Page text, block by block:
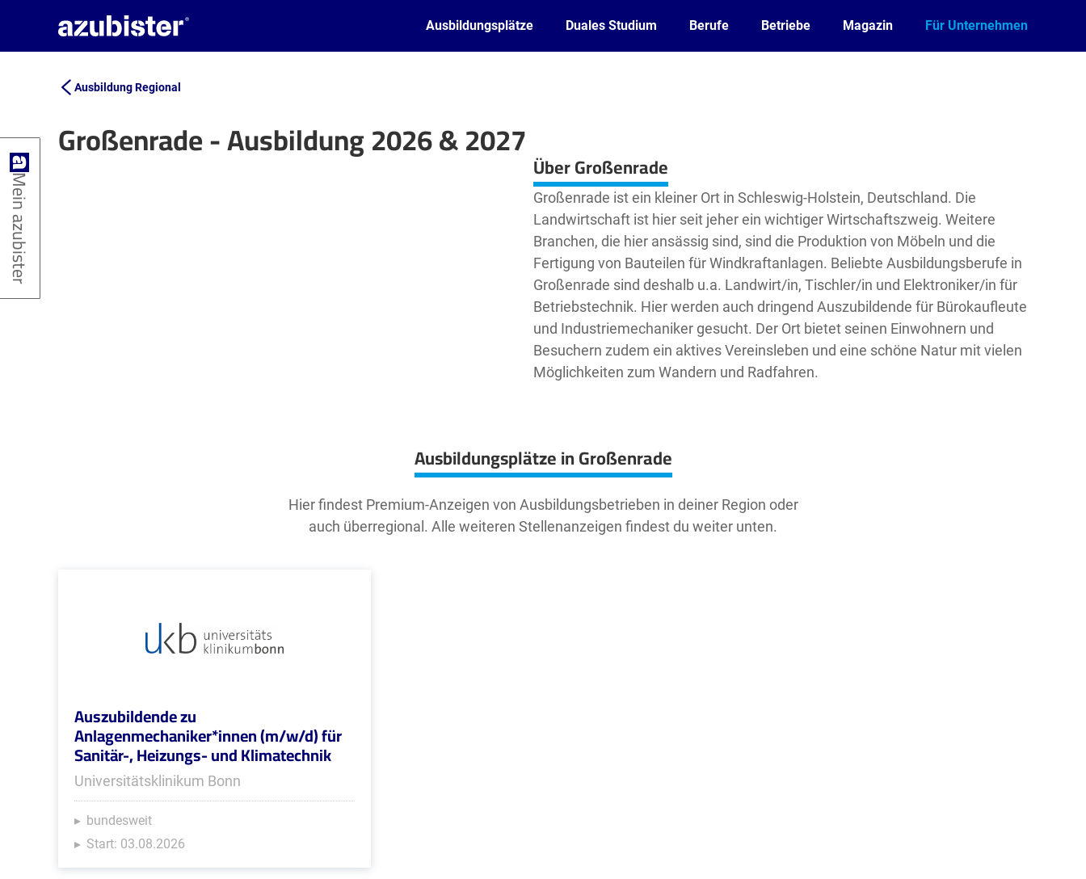
Ausbildungsplätze Duales Studium Berufe Betriebe Magazin Für Unternehmen
Ausbildung Regional
Großenrade - Ausbildung 2026 & 2027
Leaflet| ©OpenStreetMap2contributors Über Großenrade
Großenrade ist ein kleiner Ort in Schleswig-Holstein, Deutschland. Die
Landwirtschaft ist hier seit jeher ein wichtiger Wirtschaftszweig. Weitere
Branchen, die hier ansässig sind, sind die Produktion von Möbeln und die
Fertigung von Bauteilen für Windkraftanlagen. Beliebte Ausbildungsberufe in
Großenrade sind deshalb u.a. Landwirt/in, Tischler/in und Elektroniker/in für
Betriebstechnik. Hier werden auch dringend Auszubildende für Bürokaufleute
und Industriemechaniker gesucht. Der Ort bietet seinen Einwohnern und
Besuchern zudem ein aktives Vereinsleben und eine schöne Natur mit vielen
Möglichkeiten zum Wandern und Radfahren.
Ausbildungsplätze in Großenrade
Hier findest Premium-Anzeigen von Ausbildungsbetrieben in deiner Region oder
auch überregional. Alle weiteren Stellenanzeigen findest du weiter unten.
Auszubildende zu
Anlagenmechaniker*innen (m/w/d) für
Sanitär-, Heizungs- und Klimatechnik
Universitätsklinikum Bonn
bundesweit
Start: 03.08.2026
Mein azubister